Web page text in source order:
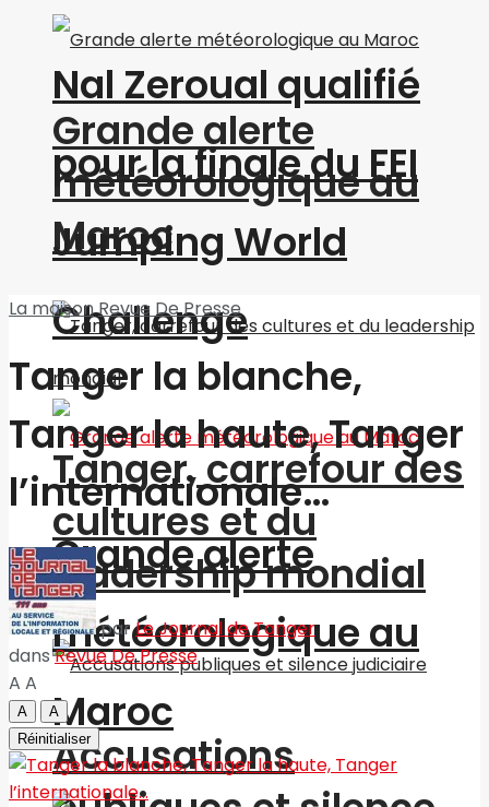
Grande alerte
météorologique au
Maroc
Tanger, carrefour des
cultures et du
leadership mondial
Accusations
Nal Zeroual qualifié
pour la finale du FEI
Jumping World
Challenge
Grande alerte
météorologique au
Maroc
La maisonRevue De Presse
Tanger la blanche,
Tanger la haute, Tanger
l’internationale…
parLe Journal de Tanger
dans Revue De Presse
A A
A
A
Réinitialiser